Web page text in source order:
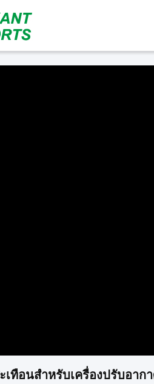
ทือนสำหรับเครื่องปรับอา